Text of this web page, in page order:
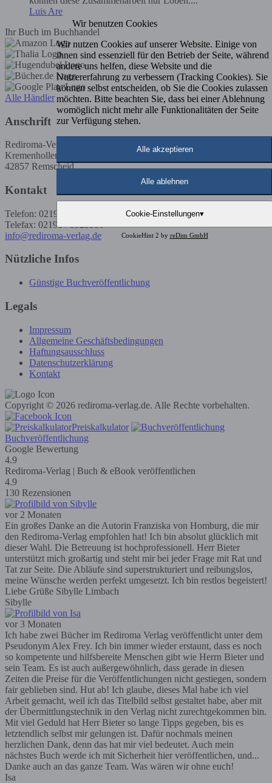
Luis Are
Ihr Buch im Buchhandel
Alle Händler
Anschrift
Rediroma-Verlag
Kremenholler Str. 53
42857 Remscheid
Kontakt
Telefon: 02191 / 5923585
Telefax: 02191 / 5923586
info@rediroma-verlag.de
Nützliche Infos
Günstige Buchveröffentlichung
Legals
Impressum
Allgemeine Geschäftsbedingungen
Haftungsausschluss
Datenschutzerklärung
Kontakt
Copyright © 2026 rediroma-verlag.de. Alle Rechte vorbehalten.
Preiskalkulator
Buchveröffentlichung
Google Bewertung
4.9
Rediroma-Verlag | Buch & eBook veröffentlichen
4.9
130 Rezensionen
vor 2 Monaten
Ein großes Danke an die Autorin Franziska von Homburg, die mir
den Rediroma-Verlag empfohlen hat! Ich bin absolut glücklich mit
dieser Wahl. Die Betreuung ist hochprofessionell. Herr Bieter
unterstützt mich großartig und steht mir bei jeder Frage mit Rat und
Tat zur Seite. Die Abläufe sind superstrukturiert und reibungslos,
meine Wünsche werden perfekt umgesetzt. Ich bin restlos begeistert!
Liebe Grüße Sibylle Limbach
Sibylle
vor 3 Monaten
Ich habe zwei Bücher im Rediroma Verlag veröffentlicht unter dem
Pseudonym Alex Frey. Ich bin immer wieder erstaunt, dass es noch
so kompetente und hilfsbereite Menschen gibt wie Herrn Bieter und
sein Team. Es ist auch außergewöhnlich, dass gerade in diesen
Zeiten die Preise für die Veröffentlichungen nicht gestiegen, sondern
fair geblieben sind. Hut ab! Ich glaube, dieses Mal habe ich viel
Arbeit gemacht, weil ich das Titelbild selbst gestaltet habe, aber mit
der Übermittlungstechnik in den Verlag nicht zurechtgekommen bin.
Mit viel Geduld hat Herr Bieter so lange Tipps gegeben, bis es
letztendlich selbst mir gelungen ist. Dafür nochmals meinen
herzlichen Dank, denn das hat mir viel bedeutet. Auch mein
nächstes Buch werde ich mit Sicherheit hier veröffentlichen, und...
Danke auch an das ganze Team. Was wären wir ohne euch!
Isa
Wir benutzen Cookies
Wir nutzen Cookies auf unserer Website. Einige von
ihnen sind essenziell für den Betrieb der Seite, während
andere uns helfen, diese Website und die
Nutzererfahrung zu verbessern (Tracking Cookies). Sie
können selbst entscheiden, ob Sie die Cookies zulassen
möchten. Bitte beachten Sie, dass bei einer Ablehnung
womöglich nicht mehr alle Funktionalitäten der Seite
zur Verfügung stehen.
Alle akzeptieren
Alle ablehnen
Cookie-Einstellungen▾
CookieHint 2 by reDim GmbH